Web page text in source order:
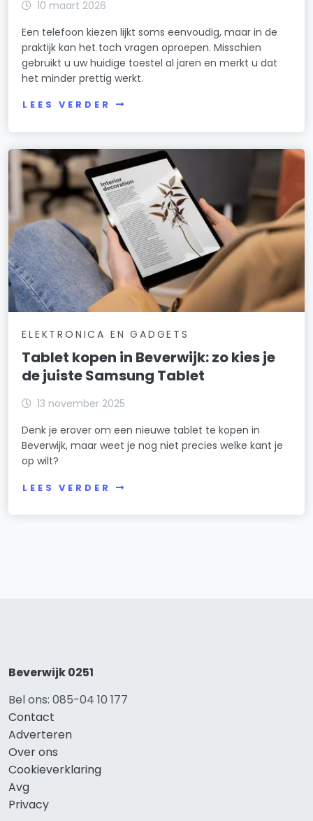
10 maart 2026
Een telefoon kiezen lijkt soms eenvoudig, maar in de
praktijk kan het toch vragen oproepen. Misschien
gebruikt u uw huidige toestel al jaren en merkt u dat
het minder prettig werkt.
LEES VERDER
ELEKTRONICA EN GADGETS
Tablet kopen in Beverwijk: zo kies je
de juiste Samsung Tablet
13 november 2025
Denk je erover om een nieuwe tablet te kopen in
Beverwijk, maar weet je nog niet precies welke kant je
op wilt?
LEES VERDER
Beverwijk 0251
Bel ons: 085-04 10 177
Contact
Adverteren
Over ons
Cookieverklaring
Avg
Privacy